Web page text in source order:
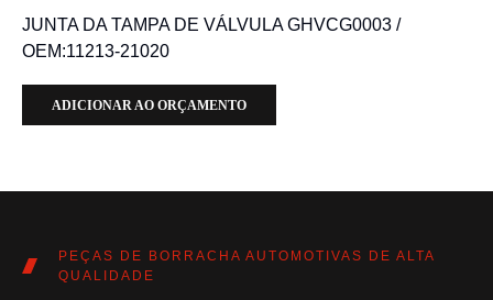
JUNTA DA TAMPA DE VÁLVULA GHVCG0003 /
OEM:11213-21020
ADICIONAR AO ORÇAMENTO
PEÇAS DE BORRACHA AUTOMOTIVAS DE ALTA
QUALIDADE